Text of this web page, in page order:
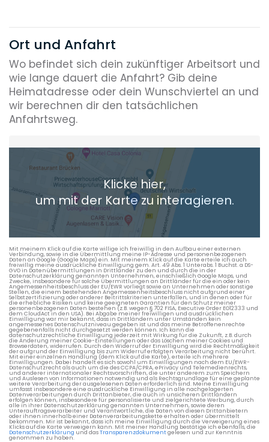
Ort und Anfahrt
Wo befindet sich dein zukünftiger Arbeitsort und
wie lange dauert die Anfahrt? Gib deine
Heimatadresse oder dein Wunschviertel an und
wir berechnen dir den tatsächlichen
Anfahrtsweg.
Heimatadresse oder Wunschort
+ Aktuellen Standort hinzufügen
Die berechneten Anreisezeiten basieren auf den
Verkehrsdaten eines typischen Dienstag morgens um 8:30.
Klicke hier,
um mit der Karte zu interagieren.
Mit meinem Klick auf die Karte willige ich freiwillig in den Aufbau einer externen
Verbindung, sowie in die Übermittlung meine IP-Adresse und personenbezogenen
Daten an Google (Google Maps) ein. Mit meinem Klick auf die Karte erteile ich auch
freiwillig meine ausdrückliche Einwilligung gem. Art. 49 Abs. 1 Unterabs. 1 Buchst. a DS-
GVO in Datenübermittlungen in Drittländer zu den und durch die in der
Datenschutzerklärung genannten Unternehmen, einschließlich Google Maps, und
Zwecke, insbesondere für solche Übermittlungen an Drittländer für die ein oder kein
Angemessenheitsbeschluss der EU/EWR vorliegt sowie an Unternehmen oder sonstige
Stellen, die einem bestehenden Angemessenheitsbeschluss nicht aufgrund einer
Selbstzertifizierung oder anderer Beitrittskriterien unterfallen, und in denen oder für
die erhebliche Risiken und keine geeigneten Garantien für den Schutz meiner
personenbezogenen Daten bestehen (z.B. wegen § 702 FISA, Executive Order EO12333 und
dem CloudAct in den USA). Bei Abgabe meiner freiwilligen und ausdrücklichen
Einwilligung war mir bekannt, dass in Drittländern unter Umständen kein
angemessenes Datenschutzniveau gegeben ist und das meine Betroffenenrechte
gegebenenfalls nicht durchgesetzt werden können. Ich kann die
datenschutzrechtliche Einwilligung jederzeit mit Wirkung für die Zukunft, z.B. durch
die Änderung meiner Cookie-Einstellungen oder das Löschen meiner Cookies und
Browserdaten, widerrufen. Durch den Widerruf der Einwilligung wird die Rechtmäßigkeit
der aufgrund der Einwilligung bis zum Widerruf erfolgten Verarbeitung nicht berührt.
Mit einer einzelnen Handlung (dem Klick auf die Karte), erteile ich mehrere
Einwilligungen. Dabei handelt es sich sowohl um Einwilligungen nach dem EU/EWR-
Datenschutzrecht als auch um die des CCPA/CPRA, ePrivacy und Telemedienrechts,
und anderer internationaler Rechtsvorschriften, die unter anderem zum Speichern
und Auslesen von Informationen notwendig und als Rechtsgrundlage für eine geplante
weitere Verarbeitung der ausgelesenen Daten erforderlich sind. Meine Einwilligung
umfasst insbesondere eine ausdrückliche Einwilligung in alle nachgelagerten
Datenverarbeitungen durch Drittanbieter, die auch in unsicheren Drittländern
erfolgen können, insbesondere für personalisierte und zielgerichtete Werbung, durch
alle in ihrer Datenschutzerklärung genannten Unternehmen, sowie deren
Unterauftragsverarbeiter und Verantwortliche, die Daten von diesen Drittanbietern
oder ihnen innerhalb einer Datenverarbeitungskette erhalten oder übermittelt
bekommen. Mir ist bekannt, dass ich meine Einwilligung durch die Verweigerung eines
Klicks auf die Karte verweigern kann. Mit meiner Handlung bestätige ich ebenfalls, die
Datenschutzerklärung und dasTransparenzdokumentgelesen und zur Kenntnis
genommen zu haben.